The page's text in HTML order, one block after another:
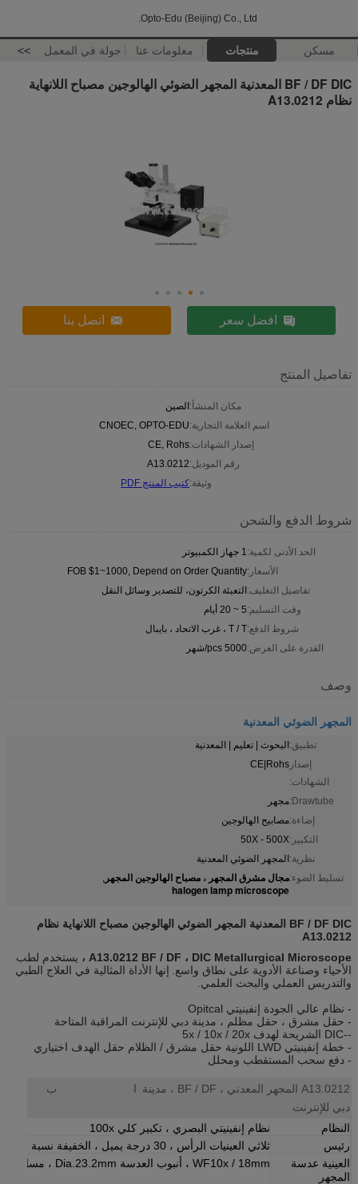
Opto-Edu (Beijing) Co., Ltd.
مسكن منتجات معلومات عنا جولة في المعمل >>
BF / DF DIC المعدنية المجهر الضوئي الهالوجين مصباح اللانهاية
نظام A13.0212
افضل سعر اتصل بنا
تفاصيل المنتج
مكان المنشأ:الصين
اسم العلامة التجارية:CNOEC, OPTO-EDU
إصدار الشهادات:CE, Rohs
رقم الموديل:A13.0212
وثيقة:كتيب المنتج PDF
شروط الدفع والشحن
الحد الأدنى لكمية:1 جهاز الكمبيوتر
الأسعار:FOB $1~1000, Depend on Order Quantity
تفاصيل التغليف:التعبئة الكرتون، للتصدير وسائل النقل
وقت التسليم:5 ~ 20 أيام
شروط الدفع:T / T ، غرب الاتحاد ، بايبال
القدرة على العرض:5000 pcs/شهر
وصف
المجهر الضوئي المعدنية
تطبيق:البحوث | تعليم | المعدنية
إصدار
الشهادات:
CE|Rohs
Drawtube: مجهر
إضاءة:مصابيح الهالوجين
التكبير:50X - 500X
نظرية:المجهر الضوئي المعدنية
تسليط الضوء:مجال مشرق المجهر ، مصباح الهالوجين المجهر ,
halogen lamp microscope
BF / DF DIC المعدنية المجهر الضوئي الهالوجين مصباح اللانهاية نظام
A13.0212
A13.0212 BF / DF ، DIC Metallurgical Microscope ،
يستخدم لطب
الأحياء وصناعة الأدوية على نطاق واسع.
إنها الأداة المثالية في العلاج الطبي
والتدريس العملي والبحث العلمي.
- نظام عالي الجودة إنفينيتي Opitcal
- حقل مشرق ، حقل مظلم ، مدينة دبي للإنترنت المراقبة المتاحة
--DIC الشريحة لهدف 5x / 10x / 20x
- خطة إنفينيتي LWD اللونية حقل مشرق / الظلام حقل الهدف اختياري
- دفع سحب المستقطب ومحلل
A13.0212 المجهر المعدني ، BF / DF ، مدينة
دبي للإنترنت
ب
النظام
نظام إنفينيتي البصري ، تكبير كلي 100x
رئيس
ثلاثي العينيات الرأس ، 30 درجة يميل ، الخفيفة نسبة منفصلة 0: 100
العينية عدسة
المجهر
WF10x / 18mm ، أنبوب العدسة Dia.23.2mm ، مسافة البارفوك 10 مم